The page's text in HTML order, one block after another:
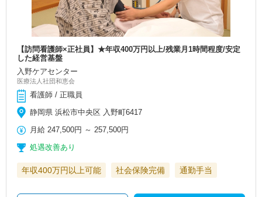
【訪問看護師×正社員】★年収400万円以上/残業月1時間程度/安定
した経営基盤
入野ケアセンター
医療法人社団和恵会
看護師 / 正職員
静岡県 浜松市中央区 入野町6417
月給 247,500円 ～257,500円
処遇改善あり
年収400万円以上可能 社会保険完備 通勤手当